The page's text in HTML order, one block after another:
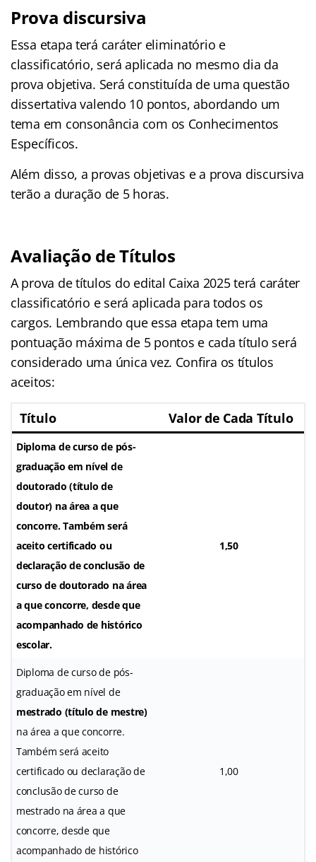
Prova discursiva
Essa etapa terá caráter eliminatório e
classificatório, será aplicada no mesmo dia da
prova objetiva. Será constituída de uma questão
dissertativa valendo 10 pontos, abordando um
tema em consonância com os Conhecimentos
Específicos.
Além disso, a provas objetivas e a prova discursiva
terão a duração de 5 horas.
Avaliação de Títulos
A prova de títulos do edital Caixa 2025 terá caráter
classificatório e será aplicada para todos os
cargos. Lembrando que essa etapa tem uma
pontuação máxima de 5 pontos e cada título será
considerado uma única vez. Confira os títulos
aceitos:
Título Valor de Cada Título
Diploma de curso de pós-
graduação em nível de
doutorado (título de
doutor) na área a que
concorre. Também será
aceito certificado ou
declaração de conclusão de
curso de doutorado na área
a que concorre, desde que
acompanhado de histórico
escolar.
1,50
Diploma de curso de pós-
graduação em nível de
mestrado (título de mestre)
na área a que concorre.
Também será aceito
certificado ou declaração de
conclusão de curso de
mestrado na área a que
concorre, desde que
acompanhado de histórico
1,00